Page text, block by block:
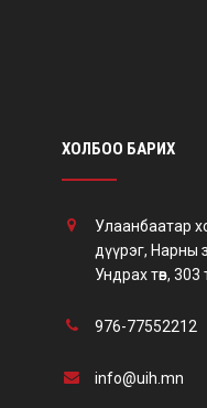
ХОЛБОО БАРИХ
Улаанбаатар
дүүрэг, Нарны
Ундрах төв, 303
976-77552212
info@uih.mn